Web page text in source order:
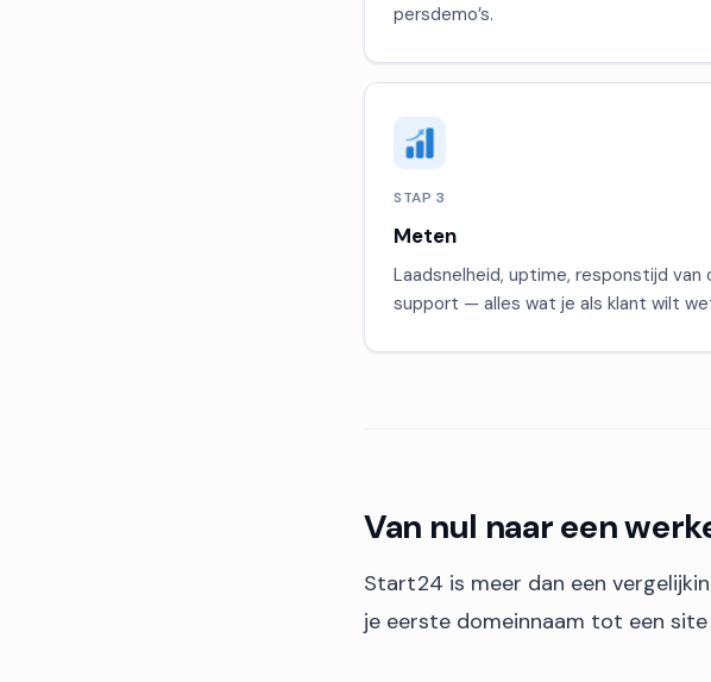
persdemo’s.
STAP 3
Meten
Laadsnelheid, uptime, responstijd van
support — alles wat je als klant wilt
Van nul naar een
Start24 is meer dan een
je eerste domeinnaam tot een